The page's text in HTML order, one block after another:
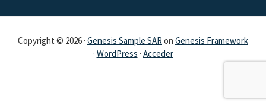
Copyright © 2026 · Genesis Sample SARon Genesis Framework
· WordPress · Acceder